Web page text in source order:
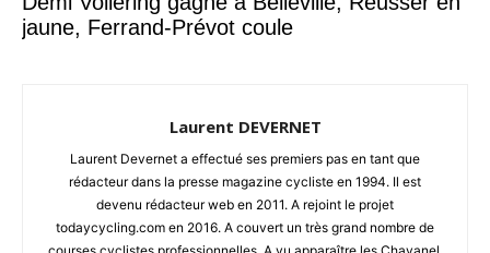
jaune, Ferrand-Prévot coule
Laurent DEVERNET
Laurent Devernet a effectué ses premiers pas en tant que
rédacteur dans la presse magazine cycliste en 1994. Il est
devenu rédacteur web en 2011. A rejoint le projet
todaycycling.com en 2016. A couvert un très grand nombre de